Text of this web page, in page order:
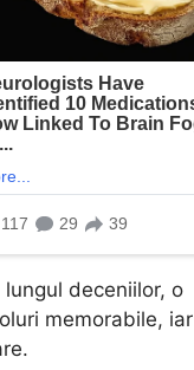
deceniilor, o
memorabile, iar